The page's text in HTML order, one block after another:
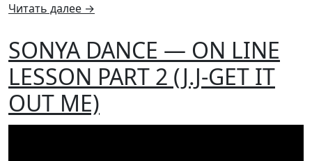
Читать далее →
SONYA DANCE — ON LINE
LESSON PART 2 (J.J-GET IT
OUT ME)